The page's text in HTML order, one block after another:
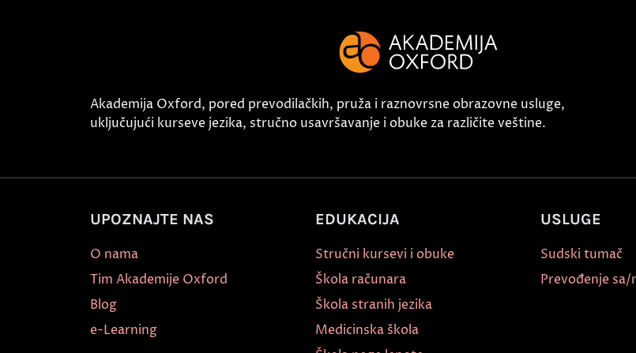
Akademija Oxford, pored prevodilačkih, pruža i raznovrsne obrazovne usluge,
uključujući kurseve jezika, stručno usavršavanje i obuke za različite veštine.
UPOZNAJTE NAS
O nama
Tim Akademije Oxford
Blog
e-Learning
EDUKACIJA
Stručni kursevi i obuke
Škola računara
Škola stranih jezika
Medicinska škola
USLUGE
Sudski tumač
Prevođenje sa/